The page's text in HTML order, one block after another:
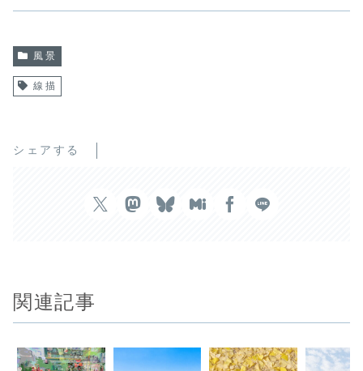
風景
線描
シェアする
関連記事